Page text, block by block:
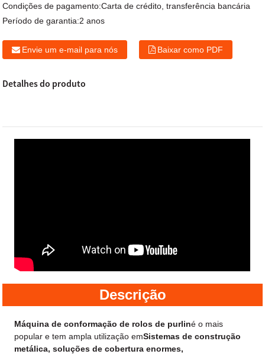
Condições de pagamento:Carta de crédito, transferência bancária
Período de garantia:2 anos
Envie um e-mail para nós Baixar como PDF
Detalhes do produto
Descrição
Máquina de conformação de rolos de purliné o mais
popular e tem ampla utilização emSistemas de construção
metálica, soluções de cobertura enormes,